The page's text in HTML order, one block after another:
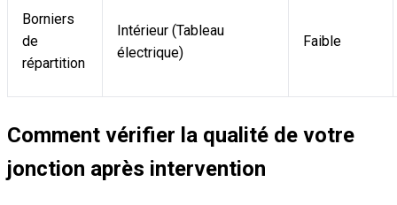
Borniers
de
répartition
Intérieur (Tableau
électrique)
Faible
Comment vérifier la qualité de votre
jonction après intervention